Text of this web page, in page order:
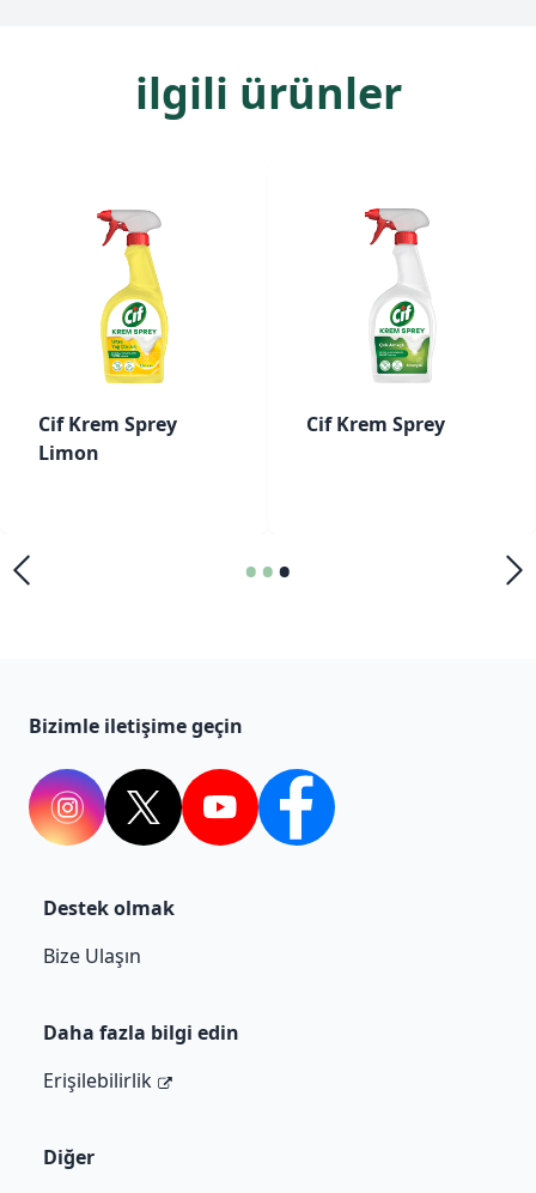
ilgili ürünler
Cif Krem Sprey
Limon
Cif Krem Sprey
•••
Bizimle iletişime geçin
InstagramTwitter YouTube Facebook
Destek olmak
Bize Ulaşın
Daha fazla bilgi edin
Erişilebilirlik
Diğer